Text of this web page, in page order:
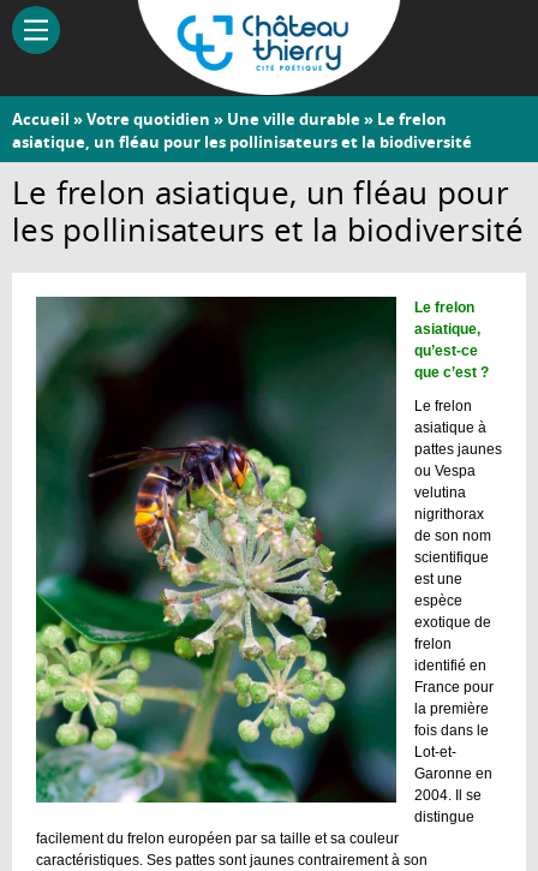
Aller
contenu
Château-
Thierry
Vous
êtes
ici
Accueil »Votre quotidien » Une ville durable» Le frelon
asiatique, un fléau pour les pollinisateurs et la biodiversité
Le frelon asiatique, un fléau pour
les pollinisateurs et la biodiversité
Le frelon
asiatique,
qu’est-ce
que c’est ?
Le frelon
asiatique à
pattes jaunes
ou Vespa
velutina
nigrithorax
de son nom
scientifique
est une
espèce
exotique de
frelon
identifié en
France pour
la première
fois dans le
Lot-et-
Garonne en
2004. Il se
distingue
facilement du frelon européen par sa taille et sa couleur
caractéristiques. Ses pattes sont jaunes contrairement à son